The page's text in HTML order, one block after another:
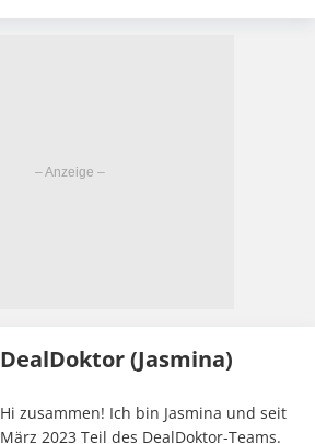
DealDoktor (Jasmina)
Hi zusammen! Ich bin Jasmina und seit
März 2023 Teil des DealDoktor-Teams.